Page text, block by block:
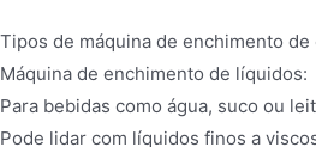
Tipos de máquina de enchimento de
Máquina de enchimento de líquidos:
Para bebidas como água, suco ou
Pode lidar com líquidos finos a